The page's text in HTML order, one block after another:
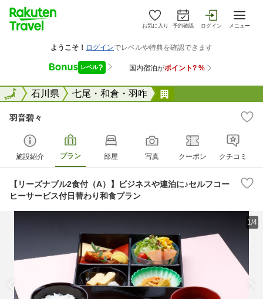
お気に入り 予約確認 ログイン メニュー
全国石川県 七尾・和倉・羽咋
全国
羽音碧々
施設紹介 プラン 部屋 写真 クーポン クチコミ
【リーズナブル2食付（A）】ビジネスや連泊に♪セルフコー
ヒーサービス付日替わり和食プラン
1/4